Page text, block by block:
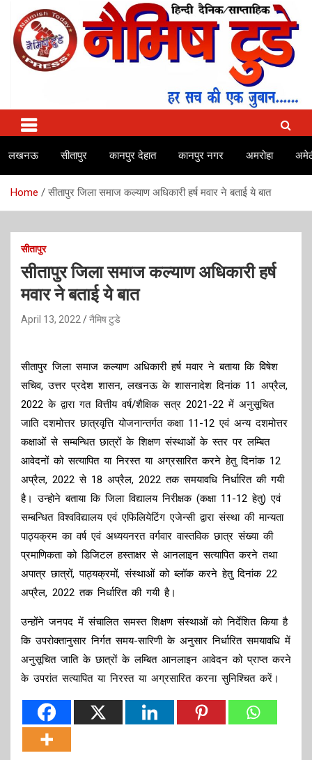
content
Naimish Today
No.1 news channel of India
लखनऊ सीतापुर कानपुर देहात कानपुर नगर अमरोहा
Home सीतापुर जिला समाज कल्याण अधिकारी हर्ष मवार ने बताई ये बात
सीतापुर
सीतापुर जिला समाज कल्याण अधिकारी हर्ष
मवार ने बताई ये बात
April 13, 2022 नैमिष टुडे
सीतापुर जिला समाज कल्याण अधिकारी हर्ष मवार ने बताया कि विेषेश
सचिव, उत्तर प्रदेश शासन, लखनऊ के शासनादेश दिनांक 11 अप्रैल,
2022 के द्वारा गत वित्तीय वर्ष/शैक्षिक सत्र 2021-22 में अनुसूचित
जाति दशमोत्तर छात्रवृत्ति योजनान्तर्गत कक्षा 11-12 एवं अन्य दशमोत्तर
कक्षाओं से सम्बन्धित छात्रों के शिक्षण संस्थाओं के स्तर पर लम्बित
आवेदनों को सत्यापित या निरस्त या अग्रसारित करने हेतु दिनांक 12
अप्रैल, 2022 से 18 अप्रैल, 2022 तक समयावधि निर्धारित की गयी
है। उन्होने बताया कि जिला विद्यालय निरीक्षक (कक्षा 11-12 हेतु) एवं
सम्बन्धित विश्वविद्यालय एवं एफिलियेटिंग एजेन्सी द्वारा संस्था की मान्यता
पाठ्यक्रम का वर्ष एवं अध्ययनरत वर्गवार वास्तविक छात्र संख्या की
प्रमाणिकता को डिजिटल हस्ताक्षर से आनलाइन सत्यापित करने तथा
अपात्र छात्रों, पाठ्यक्रमों, संस्थाओं को ब्लॉक करने हेतु दिनांक 22
अप्रैल, 2022 तक निर्धारित की गयी है।
उन्होंने जनपद में संचालित समस्त शिक्षण संस्थाओं को निर्देशित किया है
कि उपरोक्तानुसार निर्गत समय-सारिणी के अनुसार निर्धारित समयावधि में
अनुसूचित जाति के छात्रों के लम्बित आनलाइन आवेदन को प्राप्त करने
के उपरांत सत्यापित या निरस्त या अग्रसारित करना सुनिश्चित करें।